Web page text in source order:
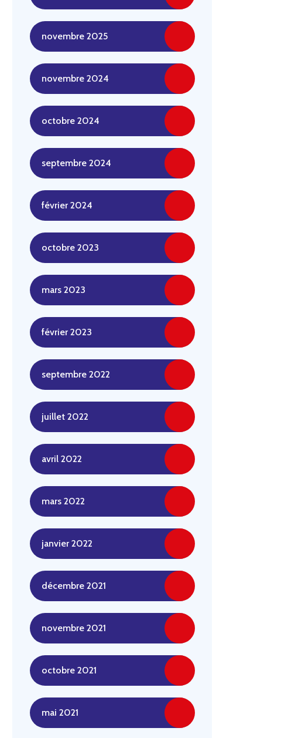
novembre 2025
novembre 2024
octobre 2024
septembre 2024
février 2024
octobre 2023
mars 2023
février 2023
septembre 2022
juillet 2022
avril 2022
mars 2022
janvier 2022
décembre 2021
novembre 2021
octobre 2021
mai 2021